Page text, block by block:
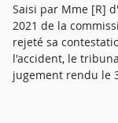
Saisi par Mme [R]
2021 de la
rejeté sa
l'accident, le
jugement rendu le